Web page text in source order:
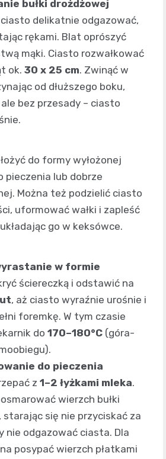
bułki drożdżowej
delikatnie odgazować,
rękami. Blat oprószyć
mąki. Ciasto rozwałkować
ok. 30 x 25 cm. Zwinąć w
od dłuższego boku,
bez przesady – ciasto
do formy wyłożonej
pieczenia lub dobrze
Można też podzielić ciasto
uformować wałki i zapleść
go w keksówce.
w formie
ściereczką i odstawić na
, aż ciasto wyraźnie urośnie i
foremkę. W tym czasie
do 170–180°C (góra-
do pieczenia
z 1–2 łyżkami mleka.
wierzch bułki
starając się nie przyciskać za
nie odgazować ciasta. Dla
posypać wierzch płatkami